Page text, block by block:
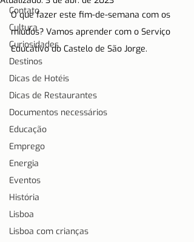
Contato
Cultura
Curiosidades
Destinos
Dicas de Hotéis
Dicas de Restaurantes
Documentos necessários
Educação
Emprego
Energia
Eventos
História
Lisboa
Lisboa com crianças
O que fazer este fim-de-semana com os
miúdos? Vamos aprender com o Serviço
Educativo do Castelo de São Jorge.